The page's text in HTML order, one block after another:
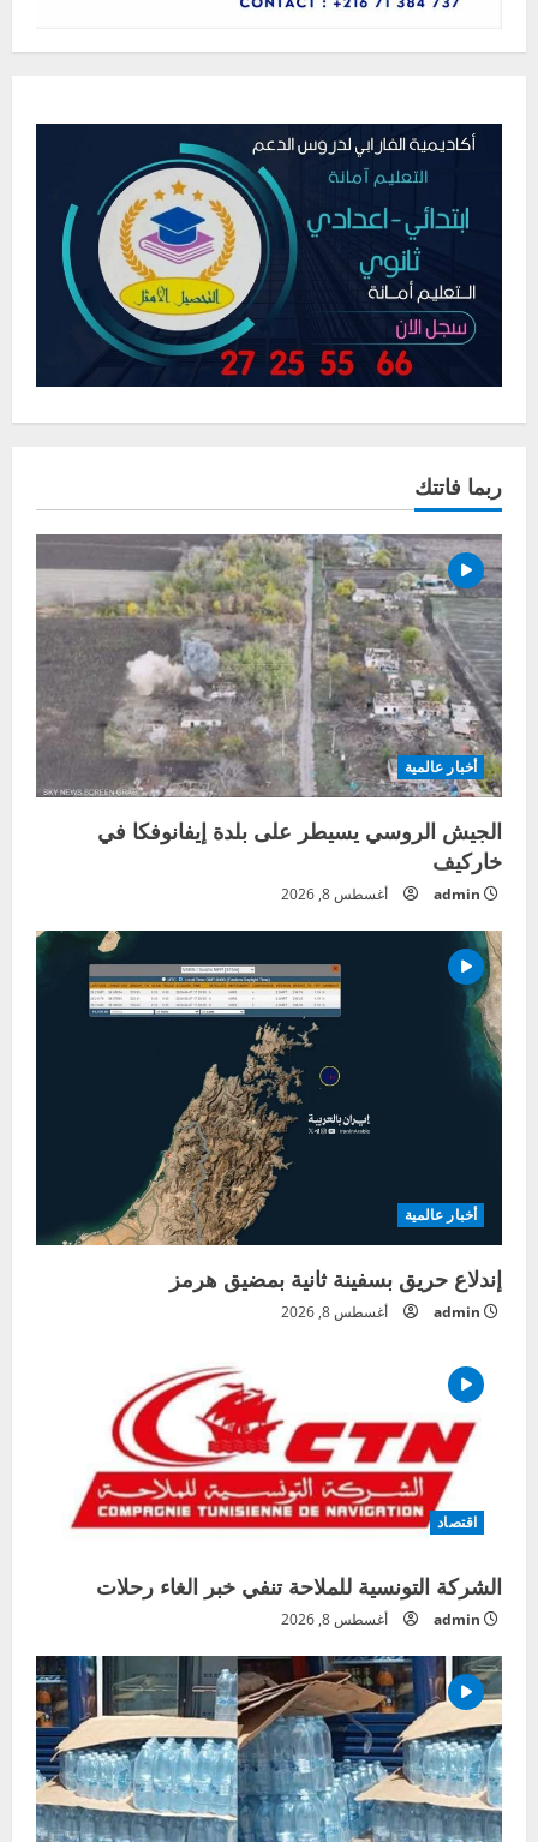
ربما فاتتك
أخبار عالمية
الجيش الروسي يسيطر على بلدة إيفانوفكا في
خاركيف
admin أغسطس 8, 2026
أخبار عالمية
إندلاع حريق بسفينة ثانية بمضيق هرمز
admin أغسطس 8, 2026
اقتصاد
الشركة التونسية للملاحة تنفي خبر الغاء رحلات
admin أغسطس 8, 2026